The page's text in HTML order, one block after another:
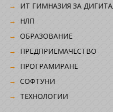
ИТ ГИМНАЗИЯ ЗА
НЛП
ОБРАЗОВАНИЕ
ПРЕДПРИЕМАЧЕСТВО
ПРОГРАМИРАНЕ
СОФТУНИ
ТЕХНОЛОГИИ